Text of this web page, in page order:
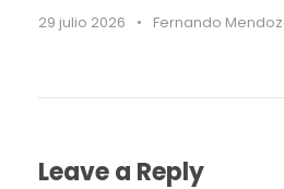
29 julio 2026 • Fernando
Leave a Reply